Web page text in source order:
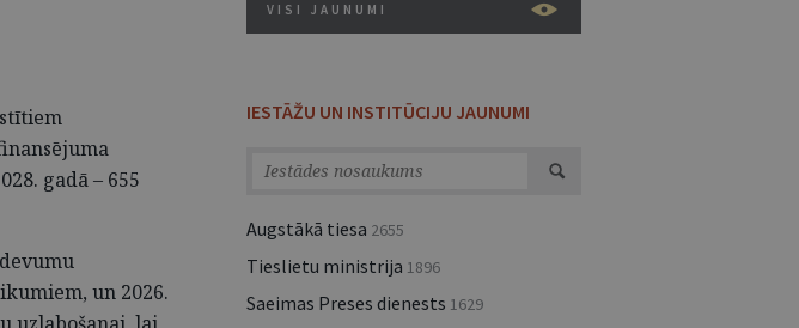
gadā – 655
un 2026.
VISI JAUNUMI
IESTĀŽU UN INSTITŪCIJU JAUNUMI
Augstākā tiesa 2655
Tieslietu ministrija 1896
Saeimas Preses dienests 1629